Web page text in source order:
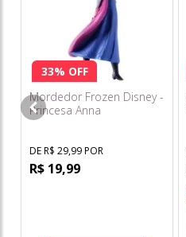
33% OFF
Mordedor Frozen Disney -
Princesa Anna
DE R$ 29,99 POR
R$ 19,99